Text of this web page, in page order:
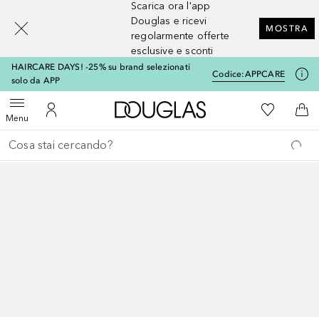
Scarica ora l'app
Douglas e ricevi
regolarmente offerte
esclusive e sconti
MOSTRA
HAIRCARE DAYS! -25% su brand selezionati
solo da APP
Codice:APPCARE
MenuApri menuAl Mio Account
A Douglas HomeAlla Mia
Al
Torna indietro
Esegui ricerca
[navigation.slideout.screenreader]